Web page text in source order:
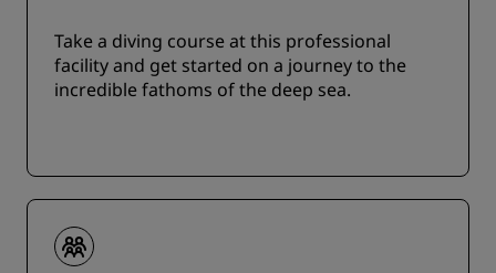
Take a diving course at this professional
facility and get started on a journey to the
incredible fathoms of the deep sea.